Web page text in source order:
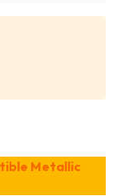
Metallic